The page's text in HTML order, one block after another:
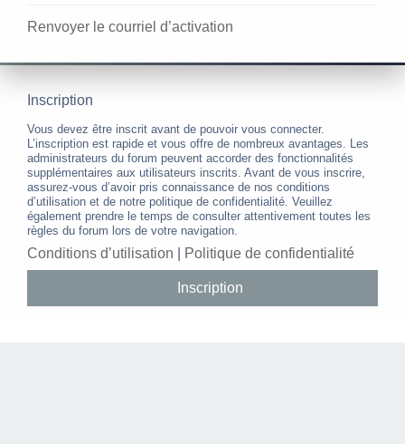
Renvoyer le courriel d’activation
Inscription
Vous devez être inscrit avant de pouvoir vous connecter.
L’inscription est rapide et vous offre de nombreux avantages. Les
administrateurs du forum peuvent accorder des fonctionnalités
supplémentaires aux utilisateurs inscrits. Avant de vous inscrire,
assurez-vous d’avoir pris connaissance de nos conditions
d’utilisation et de notre politique de confidentialité. Veuillez
également prendre le temps de consulter attentivement toutes les
règles du forum lors de votre navigation.
Conditions d’utilisation Politique de confidentialité
Inscription